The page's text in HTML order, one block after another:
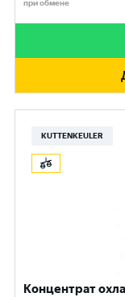
при обмене
KUTTENKEULER
Концентрат